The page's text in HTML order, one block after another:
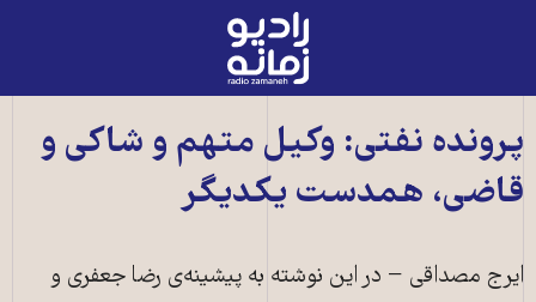
رادیو
زمانه
به
صفحه
اصلی
پرونده‌ نفتی: وکیل متهم و شاکی و
قاضی، همدست یکدیگر
ایرج مصداقی − در این نوشته به پیشینه‌ی رضا جعفری و